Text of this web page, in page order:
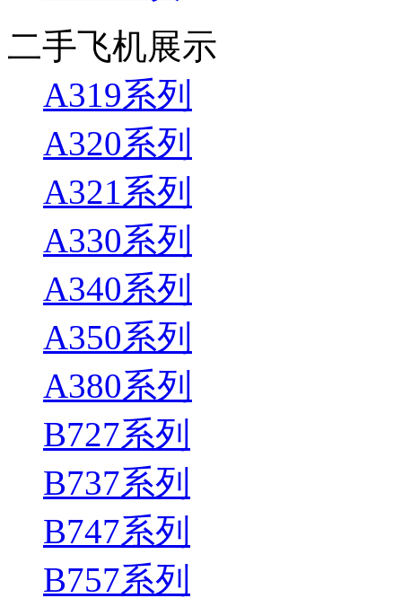
二手飞机展示
A319系列
A320系列
A321系列
A330系列
A340系列
A350系列
A380系列
B727系列
B737系列
B747系列
B757系列